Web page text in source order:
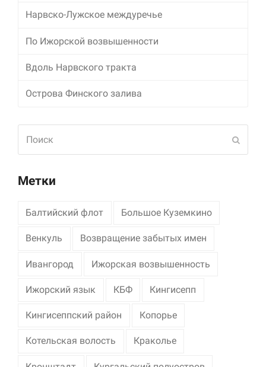
Нарвско-Лужское междуречье
По Ижорской возвышенности
Вдоль Нарвского тракта
Острова Финского залива
Метки
Балтийский флот Большое Куземкино
Венкуль Возвращение забытых имен
Ивангород Ижорская возвышенность
Ижорский язык КБФ Кингисепп
Кингисеппский район Копорье
Котельская волость Краколье